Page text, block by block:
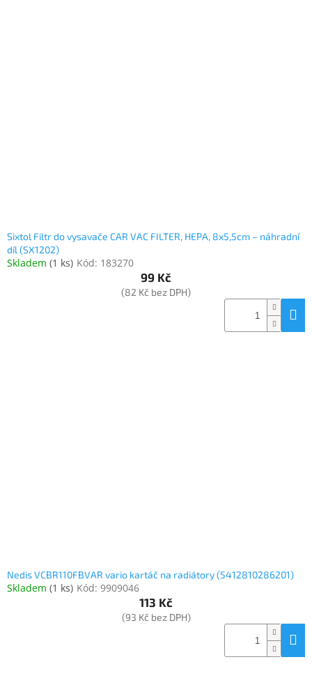
Sixtol Filtr do vysavače CAR VAC FILTER, HEPA, 8x5,5cm – náhradní
díl (SX1202)
Skladem (1 ks) Kód: 183270
99 Kč
(82 Kč bez DPH)
Nedis VCBR110FBVAR vario kartáč na radiátory (5412810286201)
Skladem (1 ks) Kód: 9909046
113 Kč
(93 Kč bez DPH)